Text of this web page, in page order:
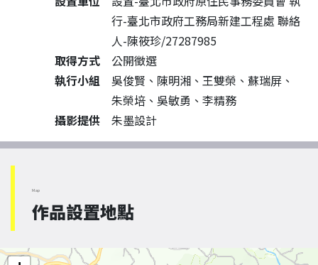
行-臺北市政府工務局新建工程處 聯絡
人-陳筱珍/27287985
取得方式
公開徵選
執行小組
吳俊賢、陳明湘、王雙榮、蘇瑞屏、
朱榮培、吳敏勇、李精務
攝影提供
朱墨設計
Map
作品設置地點